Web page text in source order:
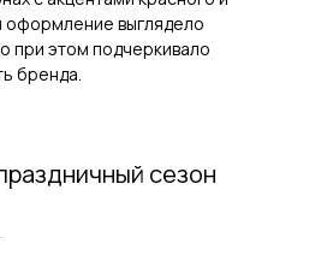
оформление выглядело
при этом подчеркивало
бренда.
сезон